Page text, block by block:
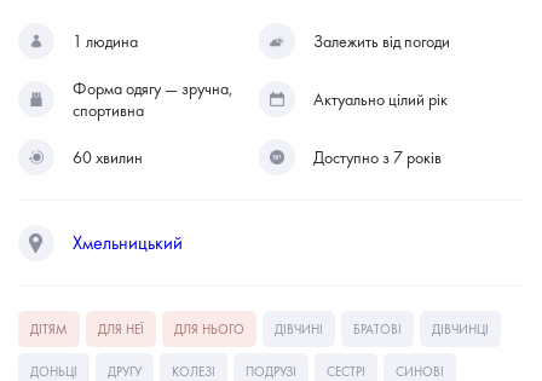
1 людина Залежить від погоди
Форма одягу — зручна,
спортивна
Актуально цілий рік
60 хвилин Доступно з 7 років
Хмельницький
ДІТЯМ ДЛЯ НЕЇ ДЛЯ НЬОГО ДІВЧИНІ БРАТОВІ ДІВЧИНЦІ
ДОНЬЦІ ДРУГУ КОЛЕЗІ ПОДРУЗІ СЕСТРІ СИНОВІ